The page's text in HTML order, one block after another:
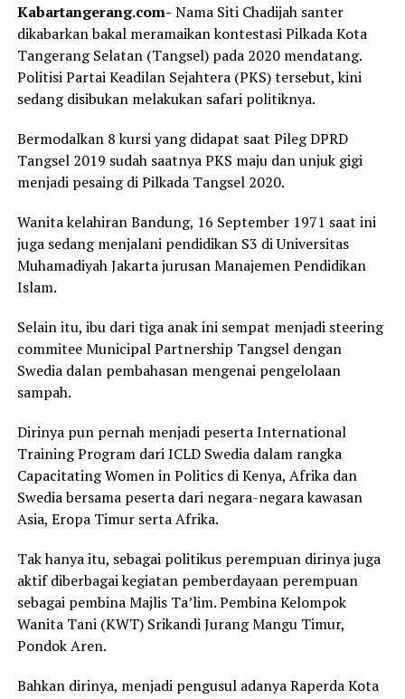
Kabartangerang.com- Nama Siti Chadijah santer
dikabarkan bakal meramaikan kontestasi Pilkada Kota
Tangerang Selatan (Tangsel) pada 2020 mendatang.
Politisi Partai Keadilan Sejahtera (PKS) tersebut, kini
sedang disibukan melakukan safari politiknya.
Bermodalkan 8 kursi yang didapat saat Pileg DPRD
Tangsel 2019 sudah saatnya PKS maju dan unjuk gigi
menjadi pesaing di Pilkada Tangsel 2020.
Wanita kelahiran Bandung, 16 September 1971 saat ini
juga sedang menjalani pendidikan S3 di Universitas
Muhamadiyah Jakarta jurusan Manajemen Pendidikan
Islam.
Selain itu, ibu dari tiga anak ini sempat menjadi steering
commitee Municipal Partnership Tangsel dengan
Swedia dalan pembahasan mengenai pengelolaan
sampah.
Dirinya pun pernah menjadi peserta International
Training Program dari ICLD Swedia dalam rangka
Capacitating Women in Politics di Kenya, Afrika dan
Swedia bersama peserta dari negara-negara kawasan
Asia, Eropa Timur serta Afrika.
Tak hanya itu, sebagai politikus perempuan dirinya juga
aktif diberbagai kegiatan pemberdayaan perempuan
sebagai pembina Majlis Ta’lim. Pembina Kelompok
Wanita Tani (KWT) Srikandi Jurang Mangu Timur,
Pondok Aren.
Bahkan dirinya, menjadi pengusul adanya Raperda Kota